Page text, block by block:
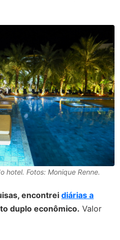
hotel. Fotos: Monique Renne.
encontreidiárias a
duplo econômico. Valor